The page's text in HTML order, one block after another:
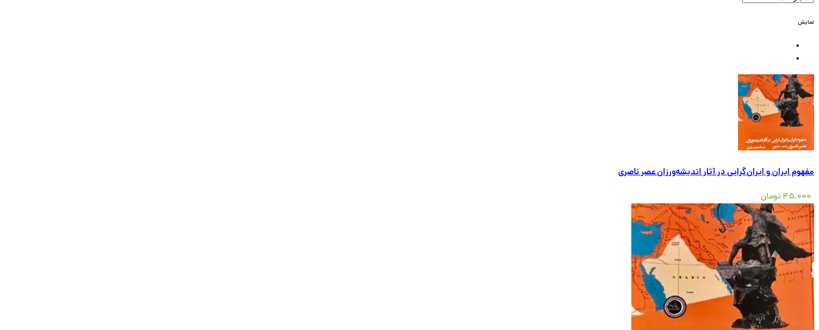
نمایش
مفهوم ایران و ایران‌گرایی در آثار اندیشه‌ورزان عصر ناصری
45,000تومان